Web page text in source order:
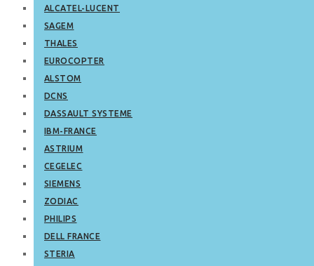
ALCATEL-LUCENT
SAGEM
THALES
EUROCOPTER
ALSTOM
DCNS
DASSAULT SYSTEME
IBM-FRANCE
ASTRIUM
CEGELEC
SIEMENS
ZODIAC
PHILIPS
DELL FRANCE
STERIA